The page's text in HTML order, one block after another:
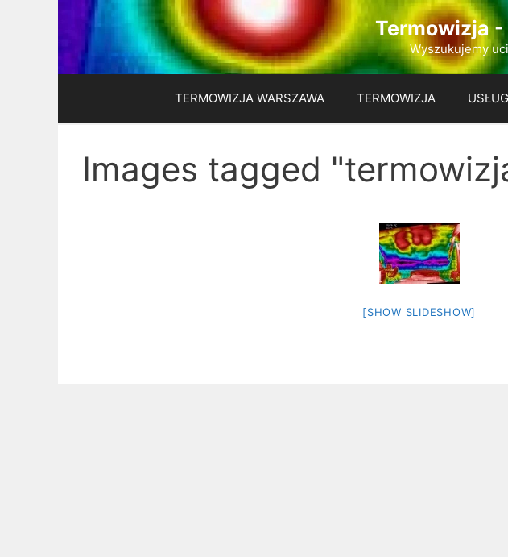
Termowizja
Wyszukujemy
TERMOWIZJA WARSZAWA TERMOWIZJA
Images tagged
[SHOW SLIDESHOW]